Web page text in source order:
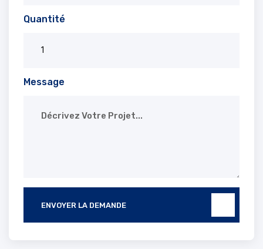
Quantité
Message
ENVOYER LA DEMANDE